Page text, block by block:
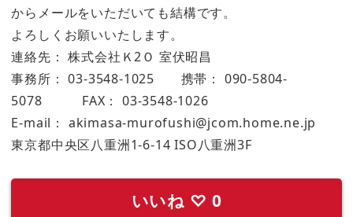
からメールをいただいても結構です。
よろしくお願いいたします。
連絡先： 株式会社Ｋ2Ｏ 室伏昭昌
事務所： 03-3548-1025 携帯： 090-5804-
5078 FAX： 03-3548-1026
E-mail： akimasa-murofushi@jcom.home.ne.jp
東京都中央区八重洲1-6-14 ISO八重洲3F
いいね ♡ 0